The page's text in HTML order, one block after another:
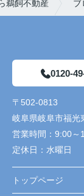
鵜飼不動産 ブ
0120-
〒502-0813
岐阜県岐阜市福光
営業時間： 9:00
定休日： 水曜日
トップページ